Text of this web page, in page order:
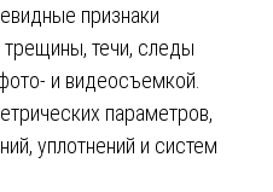
признаки
течи, следы
и видеосъемкой.
параметров,
уплотнений и систем